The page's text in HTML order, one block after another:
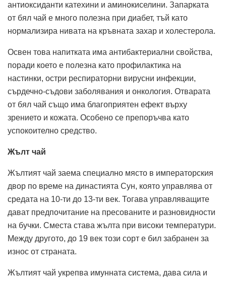
антиоксиданти катехини и аминокиселини. Запарката
от бял чай е много полезна при диабет, тъй като
нормализира нивата на кръвната захар и холестерола.
Освен това напитката има антибактериални свойства,
поради което е полезна като профилактика на
настинки, остри респираторни вирусни инфекции,
сърдечно-съдови заболявания и онкология. Отварата
от бял чай също има благоприятен ефект върху
зрението и кожата. Особено се препоръчва като
успокоително средство.
Жълт чай
Жълтият чай заема специално място в императорския
двор по време на династията Сун, която управлява от
средата на 10-ти до 13-ти век. Тогава управляващите
дават предпочитание на пресованите и разновидности
на бучки. Сместа става жълта при високи температури.
Между другото, до 19 век този сорт е бил забранен за
износ от страната.
Жълтият чай укрепва имунната система, дава сила и